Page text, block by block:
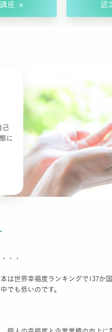
座
認
己
に
・・
は世界幸福度ランキングで137か
でも低いのです。